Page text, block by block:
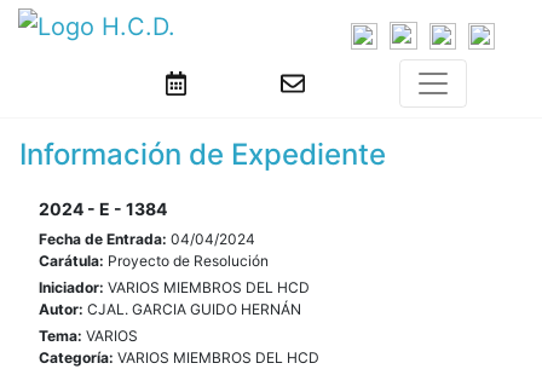
Información de Expediente
2024 - E - 1384
Fecha de Entrada: 04/04/2024
Carátula: Proyecto de Resolución
Iniciador: VARIOS MIEMBROS DEL HCD
Autor: CJAL. GARCIA GUIDO HERNÁN
Tema: VARIOS
Categoría: VARIOS MIEMBROS DEL HCD